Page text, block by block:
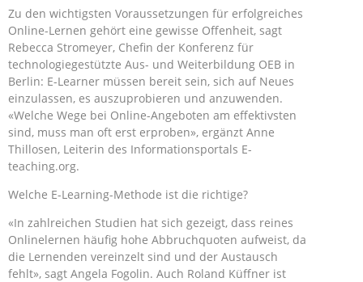
Zu den wichtigsten Voraussetzungen für erfolgreiches
Online-Lernen gehört eine gewisse Offenheit, sagt
Rebecca Stromeyer, Chefin der Konferenz für
technologiegestützte Aus- und Weiterbildung OEB in
Berlin: E-Learner müssen bereit sein, sich auf Neues
einzulassen, es auszuprobieren und anzuwenden.
«Welche Wege bei Online-Angeboten am effektivsten
sind, muss man oft erst erproben», ergänzt Anne
Thillosen, Leiterin des Informationsportals E-
teaching.org.
Welche E-Learning-Methode ist die richtige?
«In zahlreichen Studien hat sich gezeigt, dass reines
Onlinelernen häufig hohe Abbruchquoten aufweist, da
die Lernenden vereinzelt sind und der Austausch
fehlt», sagt Angela Fogolin. Auch Roland Küffner ist